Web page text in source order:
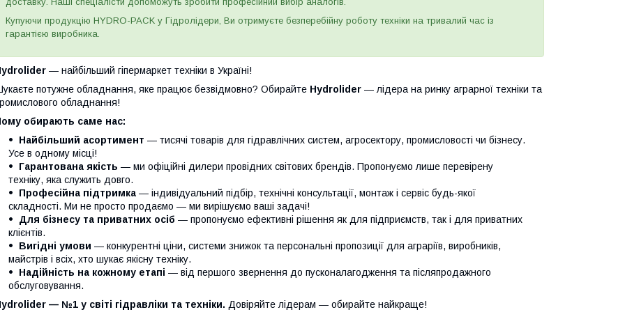
Купуючи продукцію HYDRO-PACK у Гідролідери, Ви отримуєте безперебійну роботу техніки на тривалий час із
гарантією виробника.
— найбільший гіпермаркет техніки в Україні!
потужне обладнання, яке працює безвідмовно? Обирайте Hydrolider — лідера на ринку аграрної техніки та
обладнання!
обирають саме нас:
Найбільший асортимент — тисячі товарів для гідравлічних систем, агросектору, промисловості чи бізнесу.
Усе в одному місці!
Гарантована якість — ми офіційні дилери провідних світових брендів. Пропонуємо лише перевірену
техніку, яка служить довго.
Професійна підтримка — індивідуальний підбір, технічні консультації, монтаж і сервіс будь-якої
складності. Ми не просто продаємо — ми вирішуємо ваші задачі!
Для бізнесу та приватних осіб — пропонуємо ефективні рішення як для підприємств, так і для приватних
клієнтів.
Вигідні умови — конкурентні ціни, системи знижок та персональні пропозиції для аграріїв, виробників,
майстрів і всіх, хто шукає якісну техніку.
Надійність на кожному етапі — від першого звернення до пусконалагодження та післяпродажного
обслуговування.
— №1 у світі гідравліки та техніки. Довіряйте лідерам — обирайте найкраще!